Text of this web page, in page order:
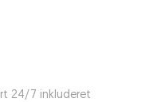
24/7 inkluderet